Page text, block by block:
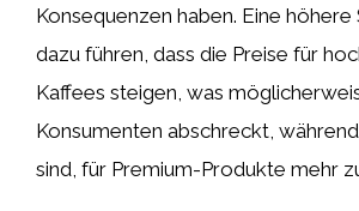
Konsequenzen haben. Eine
dazu führen, dass die Preise für
Kaffees steigen, was
Konsumenten abschreckt,
sind, für Premium-Produkte mehr